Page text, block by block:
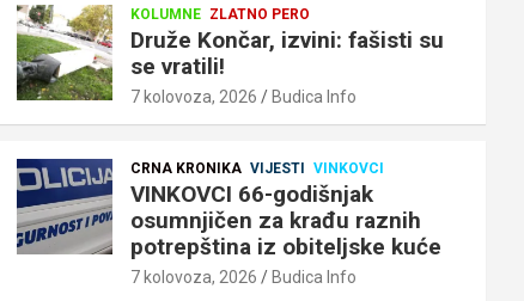
KOLUMNE ZLATNO PERO
Druže Končar, izvini: fašisti su
se vratili!
7 kolovoza, 2026 Budica Info
CRNA KRONIKA VIJESTI VINKOVCI
VINKOVCI 66-godišnjak
osumnjičen za krađu raznih
potrepština iz obiteljske kuće
7 kolovoza, 2026 Budica Info